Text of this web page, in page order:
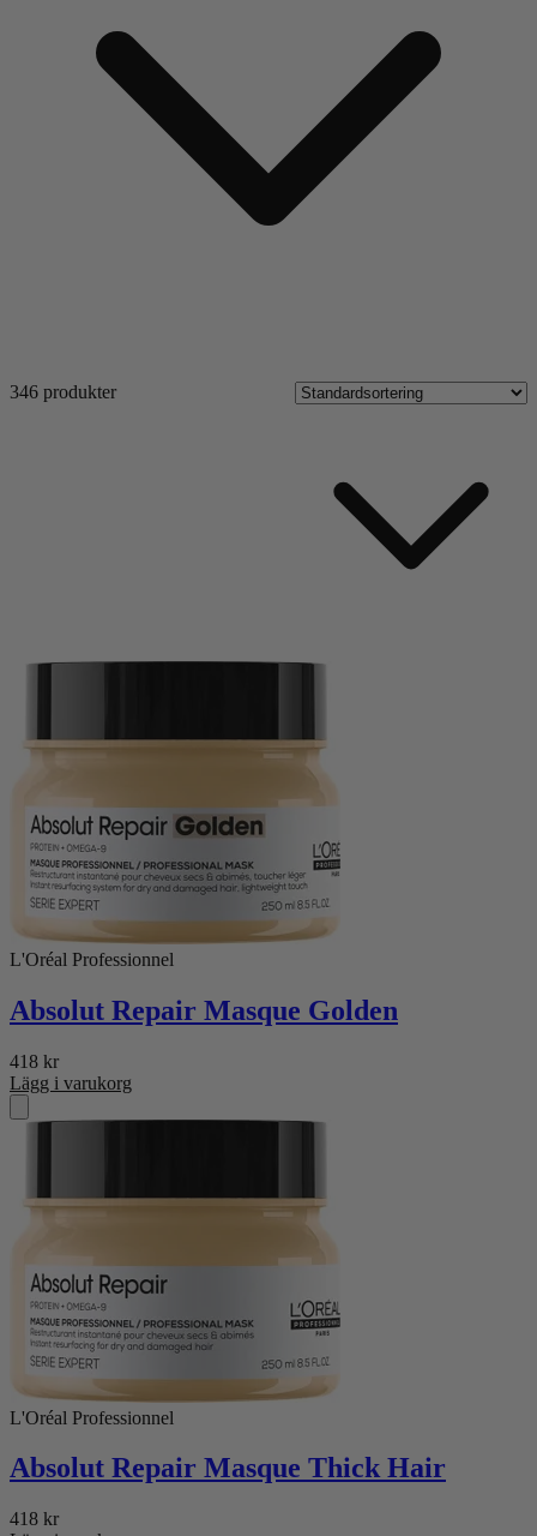
346 produkter
L'Oréal Professionnel
Absolut Repair Masque Golden
418 kr
Lägg i varukorg
L'Oréal Professionnel
Absolut Repair Masque Thick Hair
418 kr